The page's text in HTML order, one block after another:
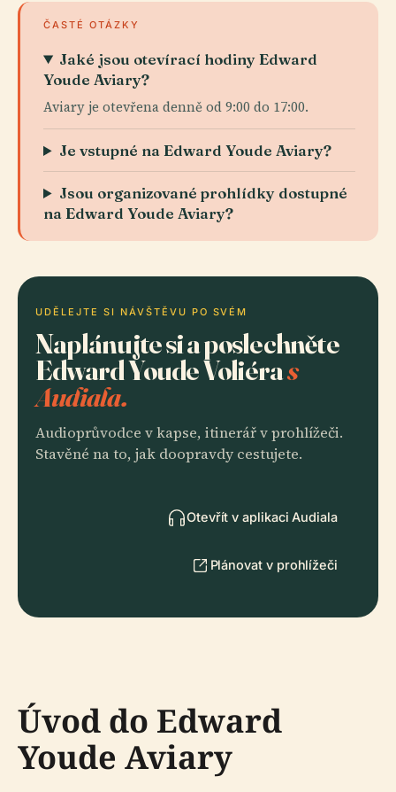
ČASTÉ OTÁZKY
Jaké jsou otevírací hodiny Edward
Youde Aviary?
Aviary je otevřena denně od 9:00 do 17:00.
Je vstupné na Edward Youde Aviary?
Jsou organizované prohlídky dostupné
na Edward Youde Aviary?
UDĚLEJTE SI NÁVŠTĚVU PO SVÉM
Naplánujte si a poslechněte
Edward Youde Voliéras
Audiala.
Audioprůvodce v kapse, itinerář v prohlížeči.
Stavěné na to, jak doopravdy cestujete.
Otevřít v aplikaci Audiala
Plánovat v prohlížeči
Úvod do Edward
Youde Aviary